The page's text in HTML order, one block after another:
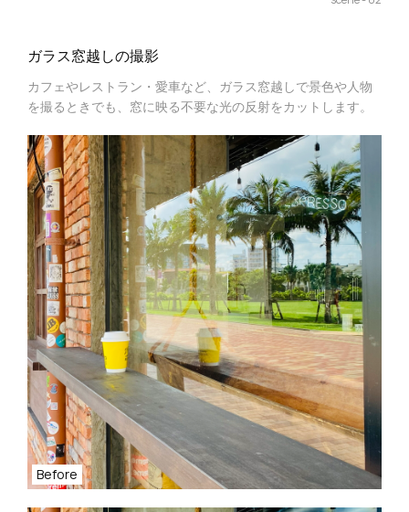
ガラス窓越しの撮影
カフェやレストラン・愛車など、ガラス窓越しで景色や人物
を撮るときでも、窓に映る不要な光の反射をカットします。
Before